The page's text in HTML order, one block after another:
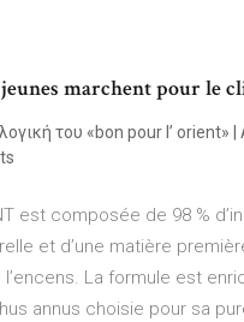
marchent pour le
του «bon pour l’ orient» |
est composée de 98 %
et d’une matière
l’encens. La formule est
annus choisie pour sa